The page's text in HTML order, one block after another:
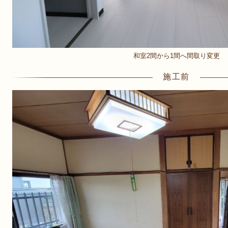
和室2間から1間へ間取り変更
施工前